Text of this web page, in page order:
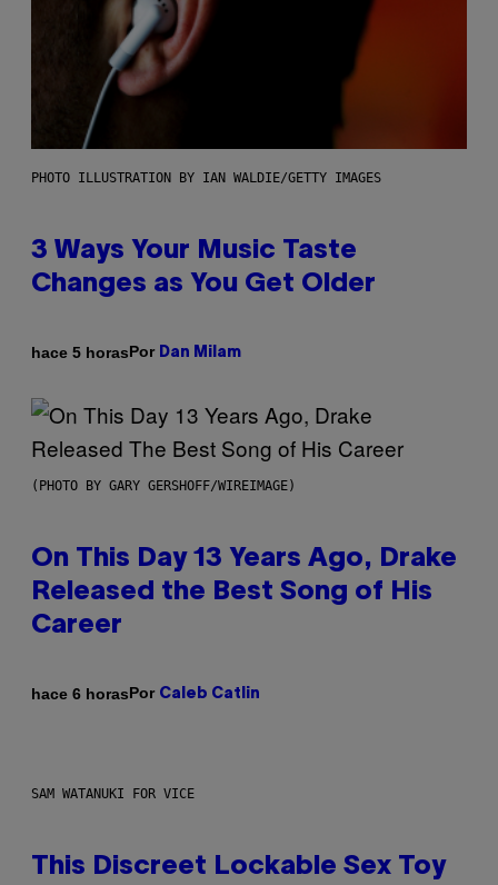
PHOTO ILLUSTRATION BY IAN WALDIE/GETTY IMAGES
3 Ways Your Music Taste
Changes as You Get Older
hace 5 horasPor Dan Milam
(PHOTO BY GARY GERSHOFF/WIREIMAGE)
On This Day 13 Years Ago, Drake
Released the Best Song of His
Career
hace 6 horasPor Caleb Catlin
SAM WATANUKI FOR VICE
This Discreet Lockable Sex Toy